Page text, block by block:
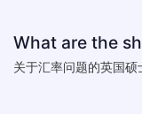
关于汇率问题的英国